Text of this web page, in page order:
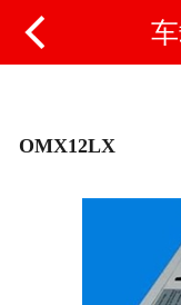

OMX12LX